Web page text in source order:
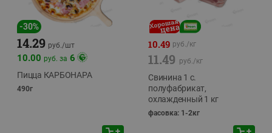
-30%
14.29 руб./шт
10.00 руб. за 6
Пицца КАРБОНАРА
490г
10.49 руб./кг
11.49 руб./кг
Свинина 1 с.
полуфабрикат,
охлажденный 1 кг
фасовка: 1-2кг